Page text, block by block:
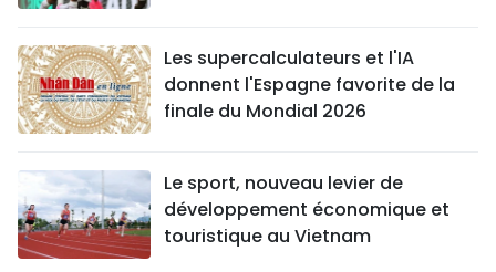
Les supercalculateurs et l'IA
donnent l'Espagne favorite de la
finale du Mondial 2026
Le sport, nouveau levier de
développement économique et
touristique au Vietnam